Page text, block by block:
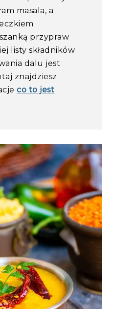
masala, a
przypraw
listy składników
dalu jest
znajdziesz
co to jest